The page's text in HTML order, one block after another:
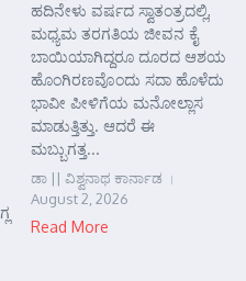
ಹದಿನೇಳು ವರ್ಷದ ಸ್ವಾತಂತ್ರದಲ್ಲಿ,
ಮಧ್ಯಮ ತರಗತಿಯ ಜೀವನ ಕೈ
ಬಾಯಿಯಾಗಿದ್ದರೂ ದೂರದ ಆಶಯ
ಹೊಂಗಿರಣವೊಂದು ಸದಾ ಹೊಳೆದು
ಭಾವೀ ಪೀಳಿಗೆಯ ಮನೋಲ್ಲಾಸ
ಮಾಡುತ್ತಿತ್ತು. ಆದರೆ ಈ
ಮಬ್ಬುಗತ್ತ...
ಡಾ || ವಿಶ್ವನಾಥ ಕಾರ್ನಾಡ
August 2, 2026
Read More